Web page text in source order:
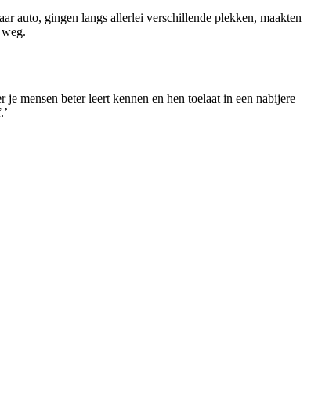
auto, gingen langs allerlei verschillende plekken, maakten
mensen beter leert kennen en hen toelaat in een nabijere